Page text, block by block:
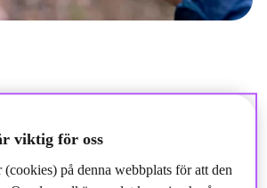
Storebrand
viktig för oss
på denna webbplats för att den